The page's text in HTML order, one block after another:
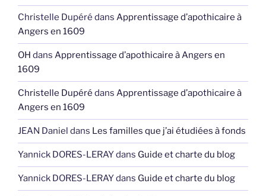
Christelle Dupéré dans Apprentissage d’apothicaire à
Angers en 1609
OH dans Apprentissage d’apothicaire à Angers en
1609
Christelle Dupéré dans Apprentissage d’apothicaire à
Angers en 1609
JEAN Daniel dans Les familles que j’ai étudiées à fonds
Yannick DORES-LERAYdans Guide et charte du blog
Yannick DORES-LERAYdans Guide et charte du blog